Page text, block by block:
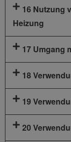
16 Nutzung
Heizung
17 Umgang
18
19
20